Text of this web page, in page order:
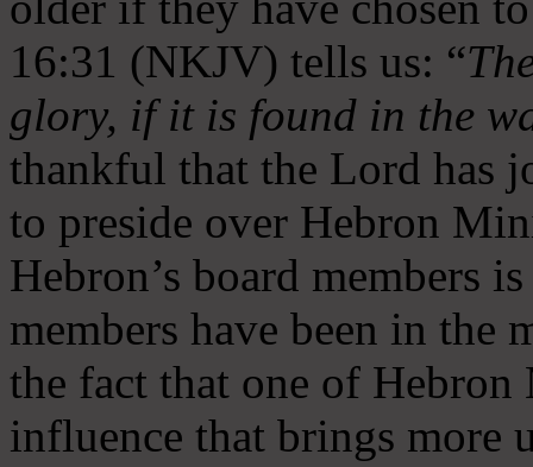
16:31 (NKJV) tells us: “
glory, if it is found in the
thankful that the Lord has
to preside over Hebron
Hebron’s board members
members have been in
the fact that one of
influence that brings more